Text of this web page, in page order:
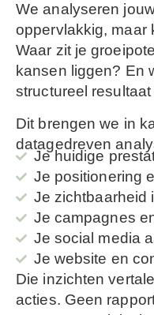
We analyseren
oppervlakkig, maar
Waar zit je
kansen liggen? En
structureel
Dit brengen we in
datagedreven
Je huidige
Je positionering
Je zichtbaarheid
Je campagnes
Je social media
Je website en
Die inzichten
acties. Geen